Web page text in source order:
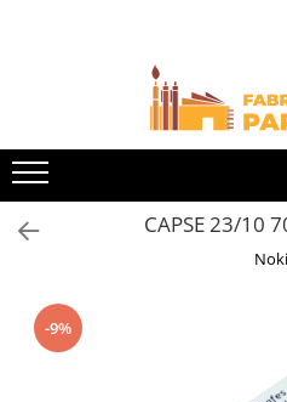
Toate Produsele
Hartie si articole din hartie
Hartie pentru copiator si
Hartie color pentru copiator
Papetarie personalizata
Notes adeziv si index adeziv
Bloc Notes-uri brosate
CAPSE 23/10
Noki
-9%